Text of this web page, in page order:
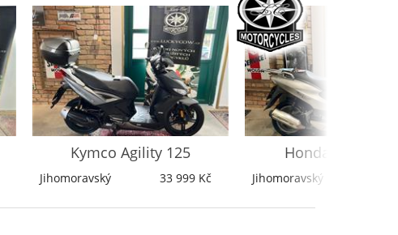
Kymco Agility 125
Jihomoravský 33 999 Kč
Honda
Jihomoravský